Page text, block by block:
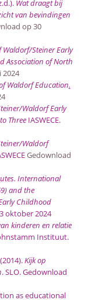
Wat draagt bij
van bevindingen
op 30
Waldorf/Steiner Early
Association of North
2024
Waldorf Education.
Waldorf Early
ThreeIASWECE.
Waldorf
Gedownload
International
and the
Childhood
oktober 2024
kinderen en relatie
Instituut.
Kijk op
. SLO. Gedownload
as educational